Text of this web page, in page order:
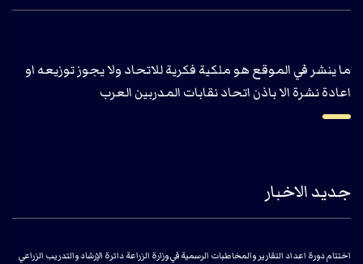
ما ينشر في الموقع هو ملكية فكرية للاتحاد ولا يجوز توزيعه او
اعادة نشرة الا باذن اتحاد نقابات المدربين العرب
جديد الاخبار
اختتام دورة اعداد التقارير والمخاطبات الرسمية في وزارة الزراعة دائرة الإرشاد والتدريب الزراعي